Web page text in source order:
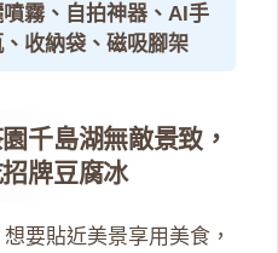
霧、自拍神器、AI手
收納袋、磁吸腳架
千島湖無敵景致，
牌豆腐冰
要貼近美景享用美食，